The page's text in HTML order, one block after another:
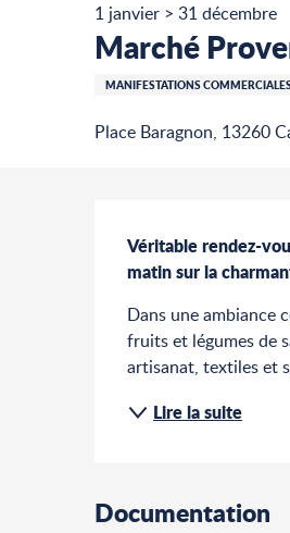
1 janvier > 31 décembre
Marché
MANIFESTATIONS
Place Baragnon, 13260
Description
Véritable rendez-
matin sur la
Dans une ambiance
fruits et légumes de
artisanat, textiles et
Lire la suite
Documentation